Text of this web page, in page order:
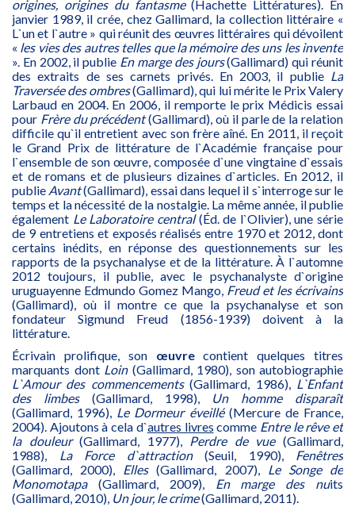
origines, origines du fantasme(Hachette Littératures). En
janvier 1989, il crée, chez Gallimard, la collection littéraire «
L`un et l`autre » qui réunit des œuvres littéraires qui dévoilent
« les vies des autres telles que la mémoire des uns les invente
». En 2002, il publie En marge des jours(Gallimard) qui réunit
des extraits de ses carnets privés. En 2003, il publie La
Traversée des ombres(Gallimard), qui lui mérite le Prix Valery
Larbaud en 2004. En 2006, il remporte le prix Médicis essai
pour Frère du précédent(Gallimard), où il parle de la relation
difficile qu`il entretient avec son frère aîné. En 2011, il reçoit
le Grand Prix de littérature de l`Académie française pour
l`ensemble de son œuvre, composée d`une vingtaine d`essais
et de romans et de plusieurs dizaines d`articles. En 2012, il
publie Avant(Gallimard), essai dans lequel il s`interroge sur le
temps et la nécessité de la nostalgie. La même année, il publie
également Le Laboratoire central(Éd. de l`Olivier), une série
de 9 entretiens et exposés réalisés entre 1970 et 2012, dont
certains inédits, en réponse des questionnements sur les
rapports de la psychanalyse et de la littérature. À l`automne
2012 toujours, il publie, avec le psychanalyste d`origine
uruguayenne Edmundo Gomez Mango, Freud et les écrivains
(Gallimard), où il montre ce que la psychanalyse et son
fondateur Sigmund Freud (1856-1939) doivent à la
littérature.
Écrivain prolifique, son œuvrecontient quelques titres
marquants dont Loin(Gallimard, 1980), son autobiographie
L`Amour des commencements(Gallimard, 1986), L`Enfant
des limbes(Gallimard, 1998), Un homme disparaît
(Gallimard, 1996), Le Dormeur éveillé(Mercure de France,
2004). Ajoutons à cela d`autres livres comme Entre le rêve et
la douleur(Gallimard, 1977), Perdre de vue(Gallimard,
1988), La Force d`attraction(Seuil, 1990), Fenêtres
(Gallimard, 2000), Elles(Gallimard, 2007), Le Songe de
Monomotapa(Gallimard, 2009), En marge des nuits
(Gallimard, 2010), Un jour, le crime(Gallimard, 2011).